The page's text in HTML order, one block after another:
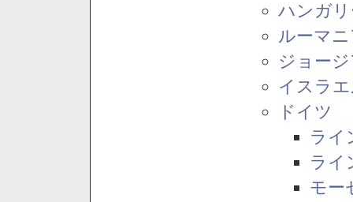
ハンガ
ルーマ
ジョー
イスラ
ドイツ
ライ
ライ
モー